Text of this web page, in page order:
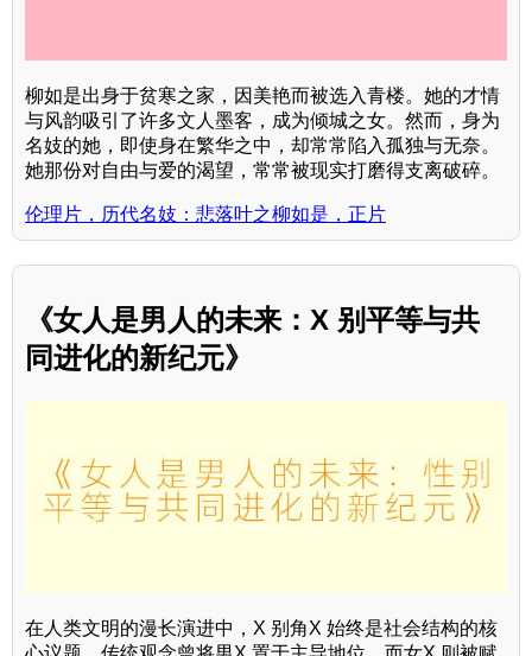
柳如是出身于贫寒之家，因美艳而被选入青楼。她的才情
与风韵吸引了许多文人墨客，成为倾城之女。然而，身为
名妓的她，即使身在繁华之中，却常常陷入孤独与无奈。
她那份对自由与爱的渴望，常常被现实打磨得支离破碎。
伦理片，历代名妓：悲落叶之柳如是，正片
《女人是男人的未来：X 别平等与共
同进化的新纪元》
在人类文明的漫长演进中，X 别角X 始终是社会结构的核